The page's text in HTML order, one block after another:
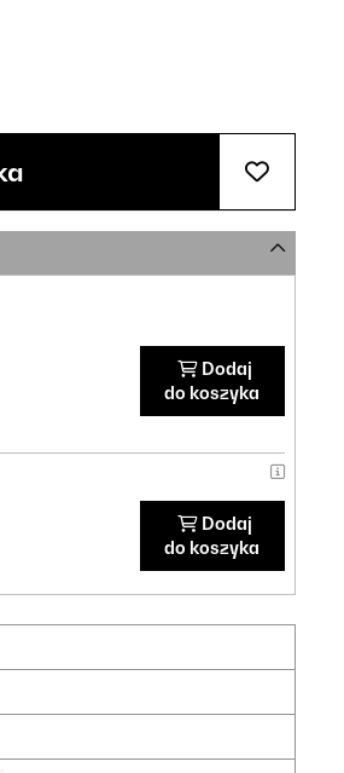
Dodaj
do koszyka
Dodaj
do koszyka